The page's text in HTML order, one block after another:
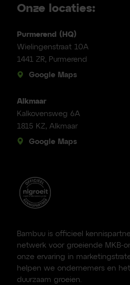
Onze locaties:
Purmerend (HQ)
Wielingenstraat 10A
1441 ZR, Purmerend
Google Maps
Alkmaar
Kalkovensweg 6A
1815 KZ, Alkmaar
Google Maps
Bambuu is officieel
netwerk voor groeiende MKB-
onze ervaring in
helpen we ondernemers en
duurzaam groeien.